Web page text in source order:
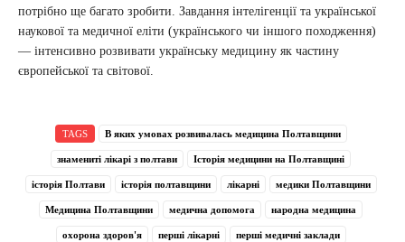
потрібно ще багато зробити. Завдання інтелігенції та української
наукової та медичної еліти (українського чи іншого походження)
— інтенсивно розвивати українську медицину як частину
європейської та світової.
TAGS В яких умовах розвивалась медицина Полтавщини
знамениті лікарі з полтави Історія медицини на Полтавщині
історія Полтави історія полтавщини лікарні медики Полтавщини
Медицина Полтавщини медична допомога народна медицина
охорона здоров'я перші лікарні перші медичні заклади